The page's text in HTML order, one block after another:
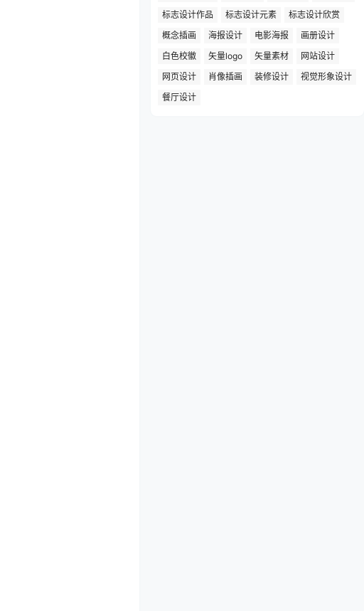
标志设计作品
标志设计元素
标志设计欣赏
概念插画
海报设计 电影海报
画册设计
白色校徽
矢量logo 矢量素材
网站设计
网页设计
肖像插画 装修设计
视觉形象设计
餐厅设计